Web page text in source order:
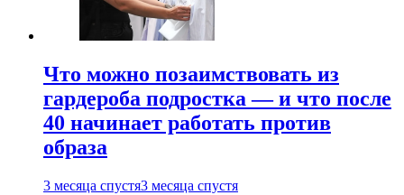
Что можно позаимствовать из
гардероба подростка — и что после
40 начинает работать против
образа
3 месяца спустя3 месяца спустя